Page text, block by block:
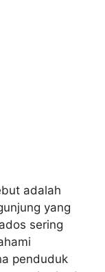
adalah
yang
sering
penduduk